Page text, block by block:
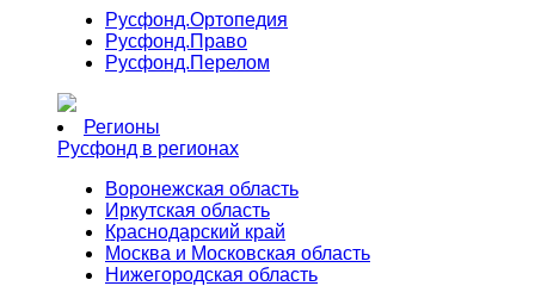
Русфонд.Ортопедия
Русфонд.Право
Русфонд.Перелом
Регионы
Русфонд в регионах
Воронежская область
Иркутская область
Краснодарский край
Москва и Московская область
Нижегородская область